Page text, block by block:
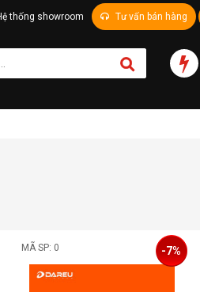
thống showroom Tư vấn bán hàng
MÃ SP: 0 -7%